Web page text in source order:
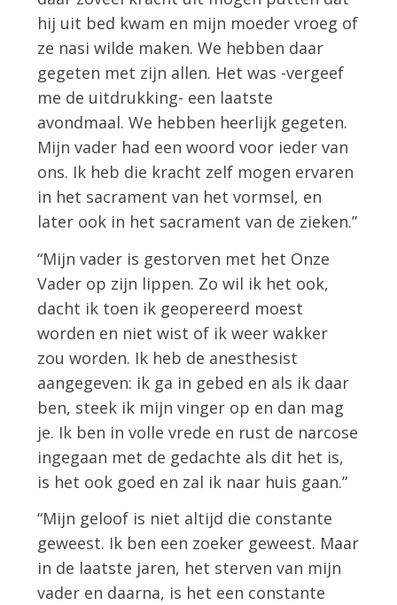
hij uit bed kwam en mijn moeder vroeg of
ze nasi wilde maken. We hebben daar
gegeten met zijn allen. Het was -vergeef
me de uitdrukking- een laatste
avondmaal. We hebben heerlijk gegeten.
Mijn vader had een woord voor ieder van
ons. Ik heb die kracht zelf mogen ervaren
in het sacrament van het vormsel, en
later ook in het sacrament van de zieken.”
“Mijn vader is gestorven met het Onze
Vader op zijn lippen. Zo wil ik het ook,
dacht ik toen ik geopereerd moest
worden en niet wist of ik weer wakker
zou worden. Ik heb de anesthesist
aangegeven: ik ga in gebed en als ik daar
ben, steek ik mijn vinger op en dan mag
je. Ik ben in volle vrede en rust de narcose
ingegaan met de gedachte als dit het is,
is het ook goed en zal ik naar huis gaan.”
“Mijn geloof is niet altijd die constante
geweest. Ik ben een zoeker geweest. Maar
in de laatste jaren, het sterven van mijn
vader en daarna, is het een constante